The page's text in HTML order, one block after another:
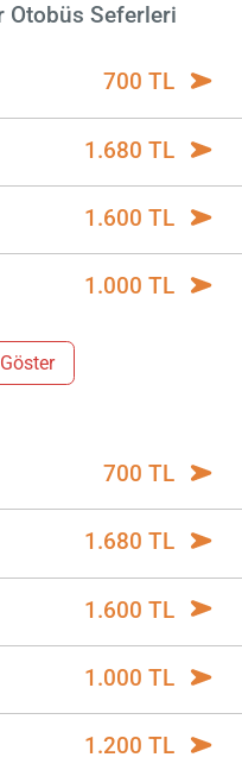
Otobüs Seferleri
700 TL
1.680 TL
1.600 TL
1.000 TL
700 TL
1.680 TL
1.600 TL
1.000 TL
1.200 TL